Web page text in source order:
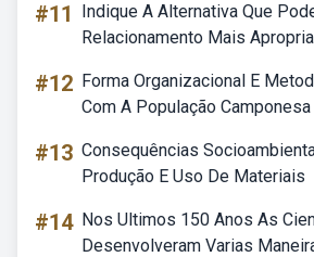
#11
Indique A Alternativa Que
Relacionamento Mais
#12 Forma Organizacional E
Com A População Camponesa
#13 Consequências
Produção E Uso De Materiais
#14 Nos Ultimos 150 Anos As
Desenvolveram Varias